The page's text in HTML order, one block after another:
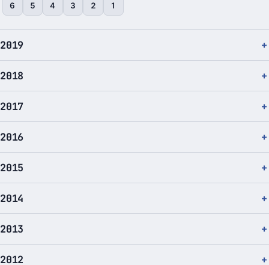
6 5 4 3 2 1
2019
2018
2017
2016
2015
2014
2013
2012